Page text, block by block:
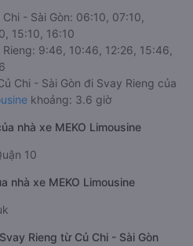
- Sài Gòn: 06:10, 07:10,
15:10, 16:10
9:46, 10:46, 12:26, 15:46,
Chi - Sài Gòn đi Svay Rieng của
khoảng: 3.6 giờ
nhà xe MEKO Limousine
10
nhà xe MEKO Limousine
Rieng từ Củ Chi - Sài Gòn